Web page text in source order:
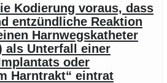
Kodierung voraus, dass
entzündliche Reaktion
Harnwegskatheter
als Unterfall einer
oder
Harntrakt“ eintrat